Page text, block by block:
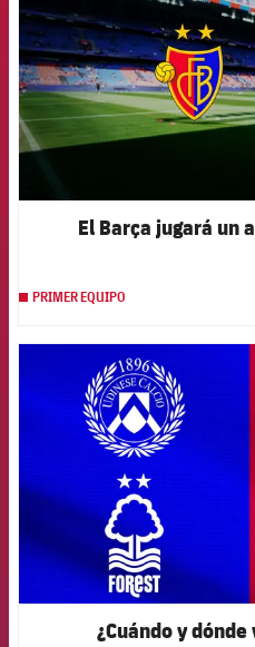
El Barça jugará un
PRIMER EQUIPO
¿Cuándo y